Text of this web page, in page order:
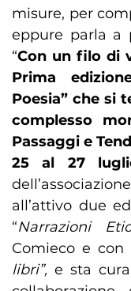
misure, per
eppure parla a
“Con un filo di
Prima
Poesia” che si
complesso
Passaggi e
25 al 27
all’attivo due
“Narrazioni
Comieco e con
libri”, e sta